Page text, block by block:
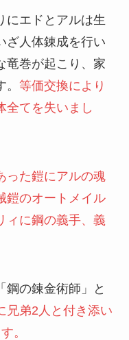
にエドとアルは生
ざ人体錬成を行い
竜巻が起こり、家
等価交換により
全てを失いまし
った鎧にアルの魂
鎧のオートメイル
ィに鋼の義手、義
鋼の錬金術師」と
兄弟2人と付き添い
。